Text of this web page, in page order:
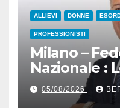
ALLIEVI DONNE
PROFESSIONISTI
Milano –
Nazionale :
Presidente
Dagnoni
05/08/2026